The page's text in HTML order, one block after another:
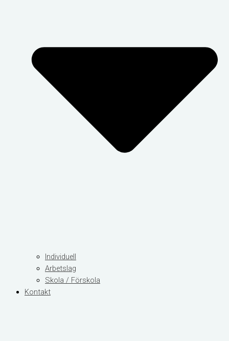
Individuell
Arbetslag
Skola / Förskola
Kontakt